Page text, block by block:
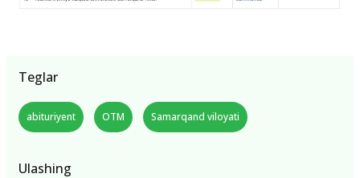
Teglar
abituriyent OTM Samarqand viloyati
Ulashing